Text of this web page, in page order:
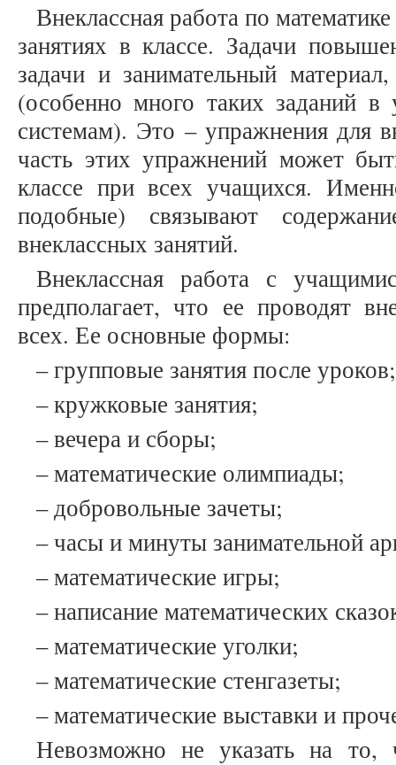
Внеклассная работа по
занятиях в классе. Задачи
задачи и занимательный
(особенно много таких заданий
системам). Это – упражнения для
часть этих упражнений может
классе при всех учащихся.
подобные) связывают
внеклассных занятий.
Внеклассная работа с
предполагает, что ее проводят
всех. Ее основные формы:
– групповые занятия после уроков;
– кружковые занятия;
– вечера и сборы;
– математические олимпиады;
– добровольные зачеты;
– часы и минуты занимательной
– математические игры;
– написание математических
– математические уголки;
– математические стенгазеты;
– математические выставки и
Невозможно не указать на то,